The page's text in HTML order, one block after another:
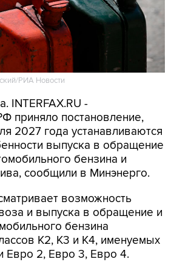
РИА Новости
INTERFAX.RU -
приняло постановление,
2027 года устанавливаются
выпуска в обращение
бензина и
сообщили в Минэнерго.
возможность
и выпуска в обращение и
бензина
К2, К3 и К4, именуемых
Евро 2, Евро 3, Евро 4.